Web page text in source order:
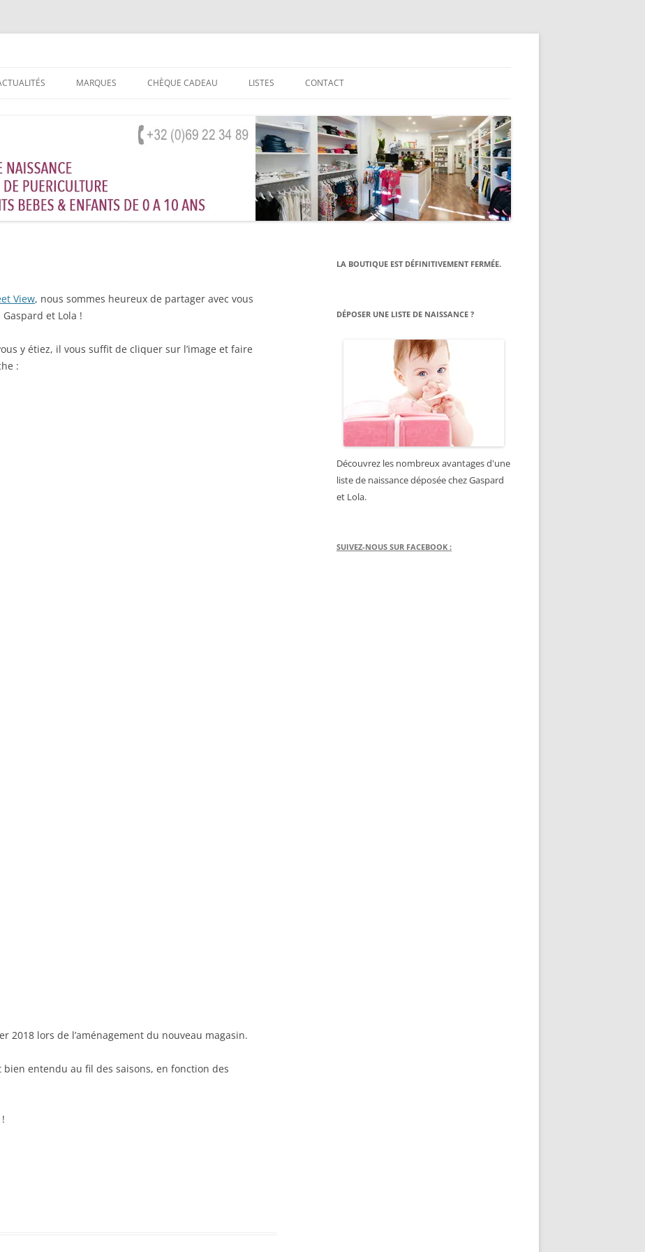
MARQUES CHÈQUE CADEAU LISTES
LISTES DE FÊTES
CONTACT
View, nous sommes heureux de partager avec vous
et Lola !
y étiez, il vous suffit de cliquer sur l’image et faire
:
2018 lors de l’aménagement du nouveau magasin.
entendu au fil des saisons, en fonction des
LA BOUTIQUE EST DÉFINITIVEMENT FERMÉE.
DÉPOSER UNE LISTE DE NAISSANCE ?
Découvrez les nombreux avantages d'une
liste de naissance déposée chez Gaspard
et Lola.
SUIVEZ-NOUS SUR FACEBOOK :